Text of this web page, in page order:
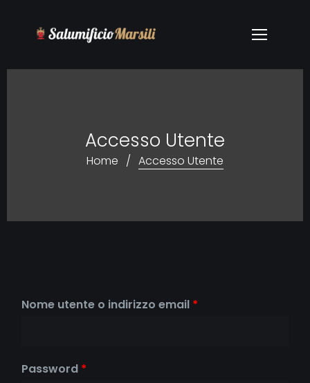
Accesso Utente
Home / Accesso Utente
Nome utente o indirizzo email *
Password *